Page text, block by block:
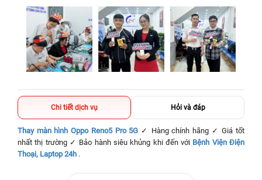
Chi tiết dịch vụ Hỏi và đáp
Thay màn hình Oppo Reno5 Pro 5G ✓ Hàng chính hãng ✓ Giá tốt
nhất thị trường ✓ Bảo hành siêu khủng khi đến với Bệnh Viện Điện
Thoại, Laptop 24h .